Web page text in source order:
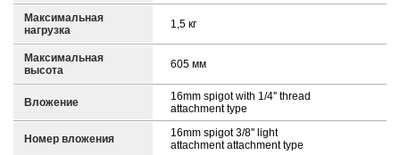
Максимальная
нагрузка
1,5 кг
Максимальная
высота
605 мм
Вложение
16mm spigot with 1/4'' thread
attachment type
Номер вложения
16mm spigot 3/8'' light
attachment attachment type